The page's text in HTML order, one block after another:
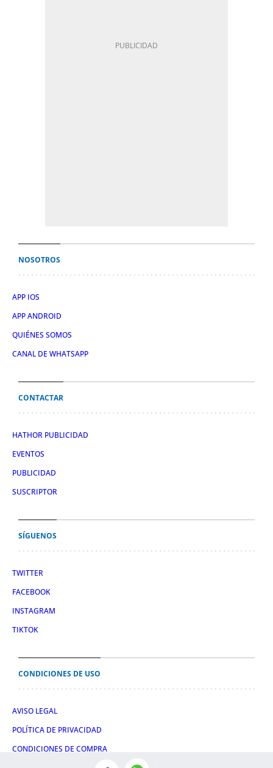
NOSOTROS
APP IOS
APP ANDROID
QUIÉNES SOMOS
CANAL DE WHATSAPP
CONTACTAR
HATHOR PUBLICIDAD
EVENTOS
PUBLICIDAD
SUSCRIPTOR
SÍGUENOS
TWITTER
FACEBOOK
INSTAGRAM
TIKTOK
CONDICIONES DE USO
AVISO LEGAL
POLÍTICA DE PRIVACIDAD
CONDICIONES DE COMPRA